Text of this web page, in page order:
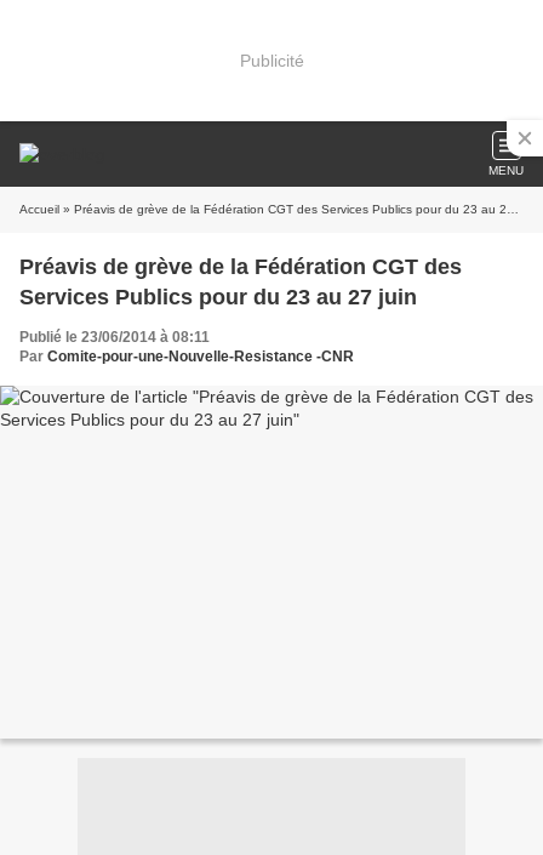
Publicité
MENU
Accueil » Préavis de grève de la Fédération CGT des Services Publics pour du 23 au 27 juin
Préavis de grève de la Fédération CGT des
Services Publics pour du 23 au 27 juin
Publié le 23/06/2014 à 08:11
Par Comite-pour-une-Nouvelle-Resistance -CNR